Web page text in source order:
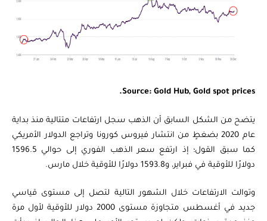
Source: Gold Hub, Gold spot prices.
يتضح من الشكل السابق أن الذهب سجل ارتفاعات متتالية منذ بداية
عام 2020 بضغطٍ من انتشار فيروس كورونا وتراجع الدولار الأمريكي
كما سبق القول؛ إذ ارتفع سعر الذهب الفوري إلى حوالي 1596.5
دولارًا للأوقية في فبراير، و1593.8 دولارًا للأوقية خلال مارس.
وتوالت الارتفاعات خلال الشهور التالية لتصل إلى مستوى قياسي
جديد في أغسطس متجاوزة مستوى 2000 دولار للأوقية لأول مرة